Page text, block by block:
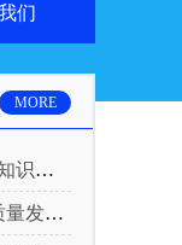
们
MORE
解释》
意见